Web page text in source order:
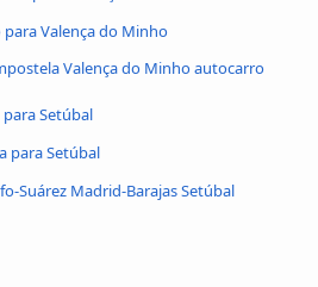
Valença do Minho
Valença do Minho autocarro
Setúbal
para Setúbal
Suárez Madrid-Barajas Setúbal